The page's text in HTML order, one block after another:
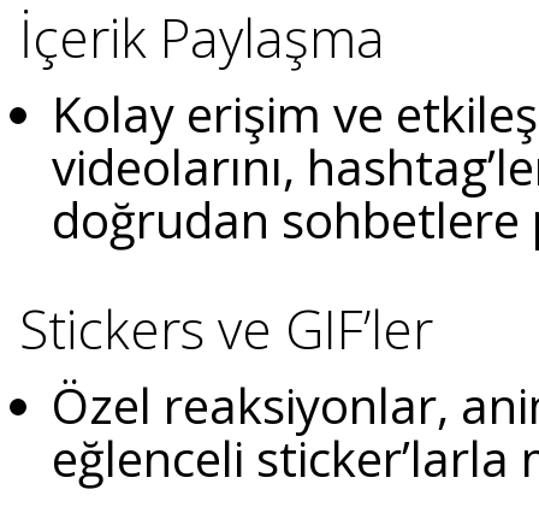
İçerik Paylaşma
Kolay erişim ve
videolarını,
doğrudan sohbetlere
Stickers ve GIF’ler
Özel reaksiyonlar,
eğlenceli sticker’larla